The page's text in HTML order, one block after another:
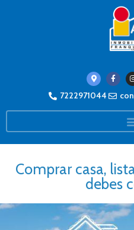
7222971044
Comprar casa,
debes